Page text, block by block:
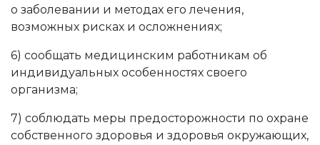
о заболевании и методах его лечения,
возможных рисках и осложнениях;
6) сообщать медицинским работникам об
индивидуальных особенностях своего
организма;
7) соблюдать меры предосторожности по охране
собственного здоровья и здоровья окружающих,